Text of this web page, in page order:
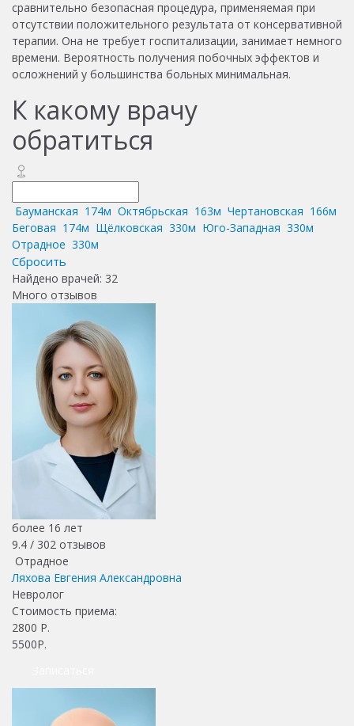
сравнительно безопасная процедура, применяемая при
отсутствии положительного результата от консервативной
терапии. Она не требует госпитализации, занимает немного
времени. Вероятность получения побочных эффектов и
осложнений у большинства больных минимальная.
К какому врачу
обратиться
Бауманская 174м Октябрьская 163м Чертановская 166м
Беговая 174м Щёлковская 330м Юго-Западная 330м
Отрадное 330м
Сбросить
Найдено врачей: 32
Много отзывов
более 16 лет
9.4 / 302 отзывов
Отрадное
Ляхова Евгения Александровна
Невролог
Стоимость приема:
2800 Р.
5500Р.